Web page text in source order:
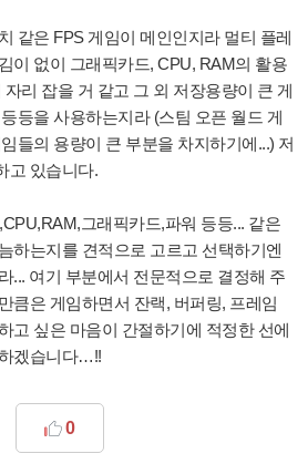
같은 FPS 게임이 메인인지라 멀티 플레
이 없이 그래픽카드, CPU, RAM의 활용
리 잡을 거 같고 그 외 저장용량이 큰 게
등을 사용하는지라 (스팀 오픈 월드 게
들의 용량이 큰 부분을 차지하기에...) 저
고 있습니다.
그래픽카드,파워 등등... 같은
하는지를 견적으로 고르고 선택하기엔
... 여기 부분에서 전문적으로 결정해 주
큼은 게임하면서 잔랙, 버퍼링, 프레임
고 싶은 마음이 간절하기에 적정한 선에
겠습니다…!!
0